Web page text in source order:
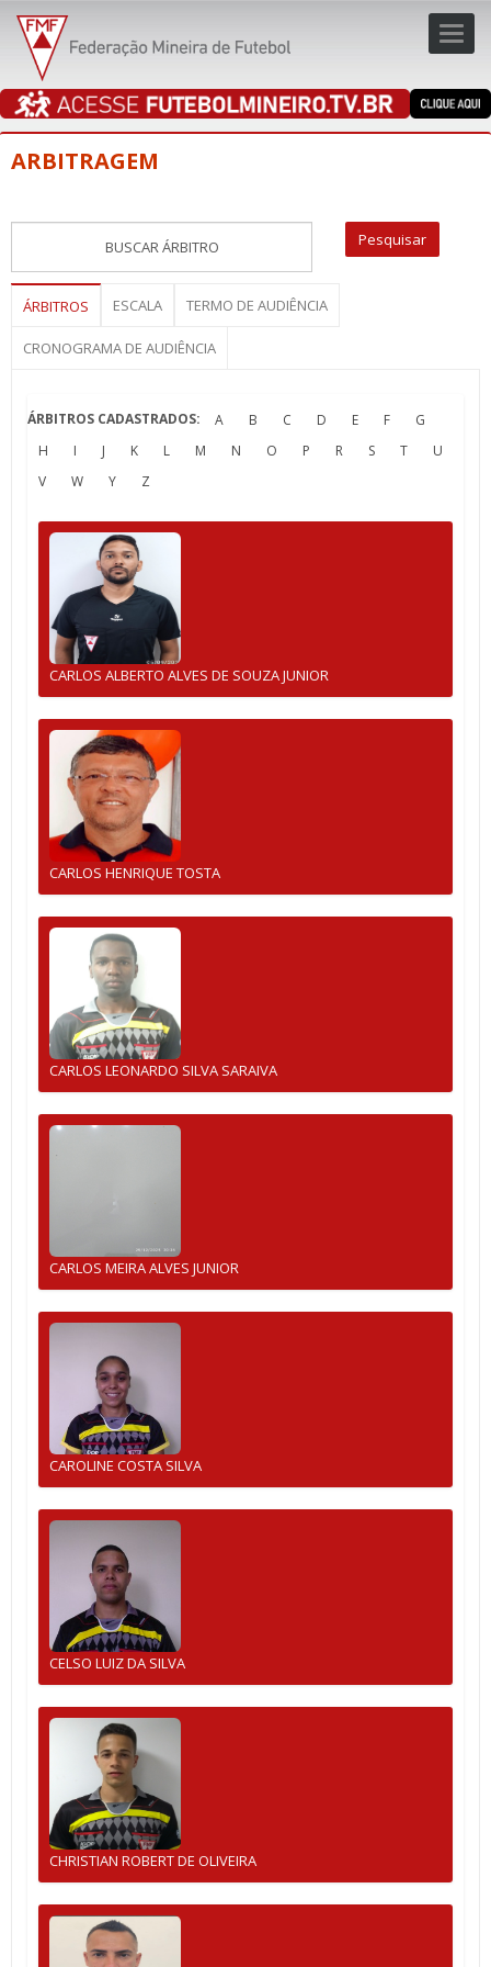
ARBITRAGEM
ÁRBITROS ESCALA TERMO DE AUDIÊNCIA
CRONOGRAMA DE AUDIÊNCIA
ÁRBITROS CADASTRADOS: A B C D E F
G
H
I J K L M N O P R S T
U
V
W Y Z
CARLOS ALBERTO ALVES DE SOUZA JUNIOR
CARLOS HENRIQUE TOSTA
CARLOS LEONARDO SILVA SARAIVA
CARLOS MEIRA ALVES JUNIOR
CAROLINE COSTA SILVA
CELSO LUIZ DA SILVA
CHRISTIAN ROBERT DE OLIVEIRA